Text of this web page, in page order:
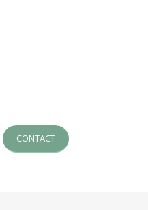
CONTACT